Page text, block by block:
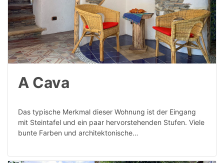
A Cava
Das typische Merkmal dieser Wohnung ist der Eingang
mit Steintafel und ein paar hervorstehenden Stufen. Viele
bunte Farben und architektonische…